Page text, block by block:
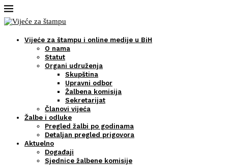
Vijeće za štampu i online medije u BiH
O nama
Statut
Organi udruženja
Skupština
Upravni odbor
Žalbena komisija
Sekretarijat
Članovi vijeća
Žalbe i odluke
Pregled žalbi po godinama
Detaljan pregled prigovora
Aktuelno
Događaji
Sjednice žalbene komisije